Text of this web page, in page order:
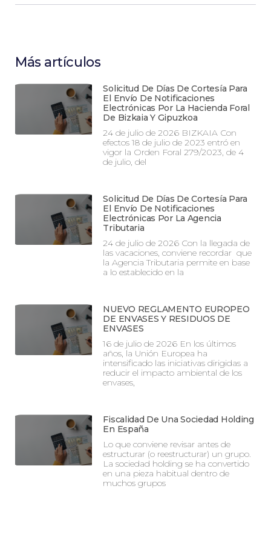
Más artículos
Solicitud De Días De Cortesía Para
El Envío De Notificaciones
Electrónicas Por La Hacienda Foral
De Bizkaia Y Gipuzkoa
24 de julio de 2026 BIZKAIA Con
efectos 18 de julio de 2023 entró en
vigor la Orden Foral 279/2023, de 4
de julio, del
Solicitud De Días De Cortesía Para
El Envío De Notificaciones
Electrónicas Por La Agencia
Tributaria
24 de julio de 2026 Con la llegada de
las vacaciones, conviene recordar que
la Agencia Tributaria permite en base
a lo establecido en la
NUEVO REGLAMENTO EUROPEO
DE ENVASES Y RESIDUOS DE
ENVASES
16 de julio de 2026 En los últimos
años, la Unión Europea ha
intensificado las iniciativas dirigidas a
reducir el impacto ambiental de los
envases,
Fiscalidad De Una Sociedad Holding
En España
Lo que conviene revisar antes de
estructurar (o reestructurar) un grupo.
La sociedad holding se ha convertido
en una pieza habitual dentro de
muchos grupos